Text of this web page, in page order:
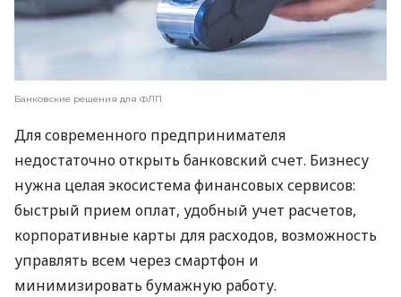
Банковские решения для ФЛП
Для современного предпринимателя
недостаточно открыть банковский счет. Бизнесу
нужна целая экосистема финансовых сервисов:
быстрый прием оплат, удобный учет расчетов,
корпоративные карты для расходов, возможность
управлять всем через смартфон и
минимизировать бумажную работу.